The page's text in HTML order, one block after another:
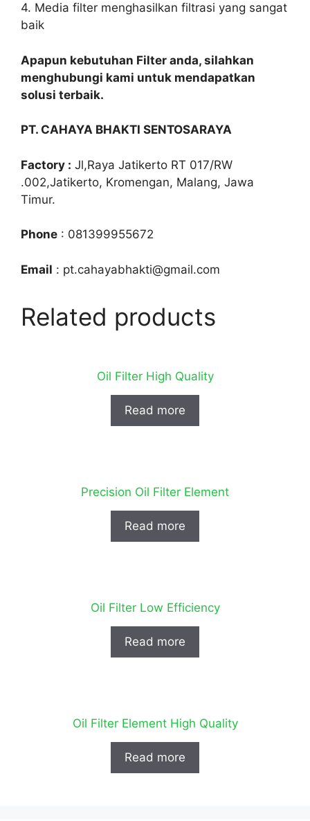
4. Media filter menghasilkan filtrasi yang sangat
baik
Apapun kebutuhan Filter anda, silahkan
menghubungi kami untuk mendapatkan
solusi terbaik.
PT. CAHAYA BHAKTI SENTOSARAYA
Factory : Jl,Raya Jatikerto RT 017/RW
.002,Jatikerto, Kromengan, Malang, Jawa
Timur.
Phone : 081399955672
Email : pt.cahayabhakti@gmail.com
Related products
Oil Filter High Quality
Read more
Precision Oil Filter Element
Read more
Oil Filter Low Efficiency
Read more
Oil Filter Element High Quality
Read more